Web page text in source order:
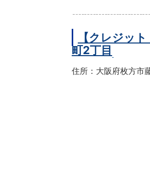
【クレジッ
町2丁目
住所：大阪府枚方市